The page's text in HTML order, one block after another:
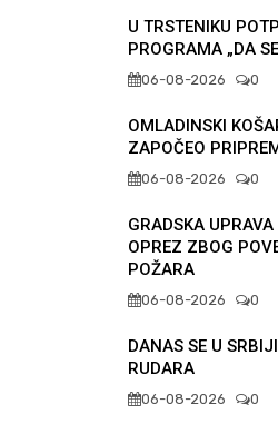
U TRSTENIKU
PROGRAMA „DA
06-08-2026 0
OMLADINSKI
ZAPOČEO
06-08-2026 0
GRADSKA
OPREZ ZBOG
POŽARA
06-08-2026 0
DANAS SE U
RUDARA
06-08-2026 0